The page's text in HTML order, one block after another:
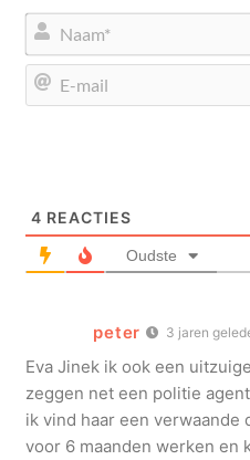
4 REACTIES
Oudste
peter 3 jaren
Eva Jinek ik ook een
zeggen net een politie agent
ik vind haar een verwaande
voor 6 maanden werken en